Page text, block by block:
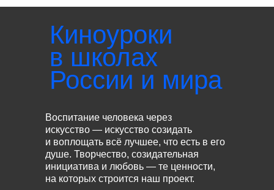
Киноуроки
в школах
России и мира
Воспитание человека через
искусство — искусство созидать
и воплощать всё лучшее, что есть в его
душе. Творчество, созидательная
инициатива и любовь — те ценности,
на которых строится наш проект.